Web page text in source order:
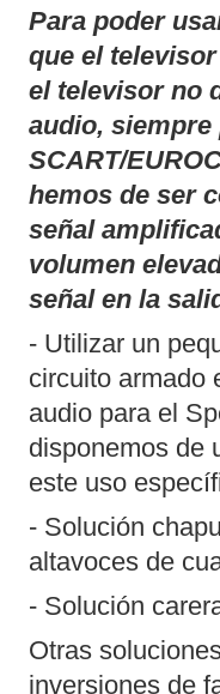
selectores de
modelo de
plataformas
existen esos
Publicamos
(TSR)
monitor de
inversión del
que han
DOS y un
Publicamos
SciTE (Linux/
ZXSpectrum.
herramientas
desarrollar
Actualización
MP3". Incluye
forma
Nueva
aunque
Para poder
que el
el televisor no
audio,
SCART/
hemos de ser
señal
volumen
señal en la
- Utilizar un
circuito armado
audio para el
disponemos de
este uso
- Solución
altavoces de
- Solución
Otras
inversiones de